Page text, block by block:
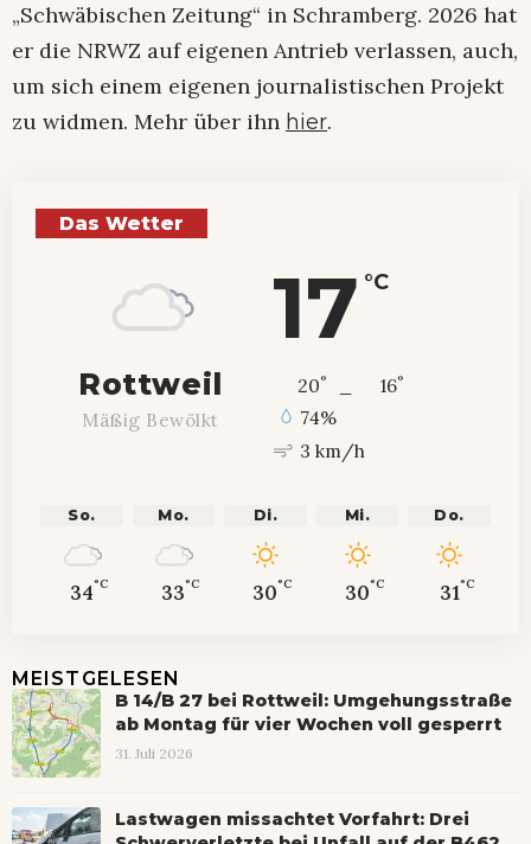
„Schwäbischen Zeitung“ in Schramberg. 2026 hat
er die NRWZ auf eigenen Antrieb verlassen, auch,
um sich einem eigenen journalistischen Projekt
zu widmen. Mehr über ihn hier.
Das Wetter
17 °C
Rottweil
Mäßig Bewölkt
20° 16°
74%
3 km/h
So.
34°C
Mo.
33°C
Di.
30°C
Mi.
30°C
Do.
31°C
MEISTGELESEN
B 14/B 27 bei Rottweil: Umgehungsstraße
ab Montag für vier Wochen voll gesperrt
31. Juli 2026
Lastwagen missachtet Vorfahrt: Drei